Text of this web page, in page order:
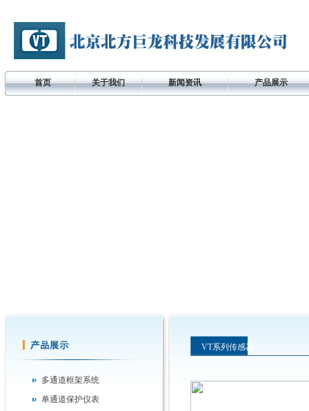
首页 关于我们 新闻资讯 产品展示
多通道框架系统
单通道保护仪表
VT系列传感器